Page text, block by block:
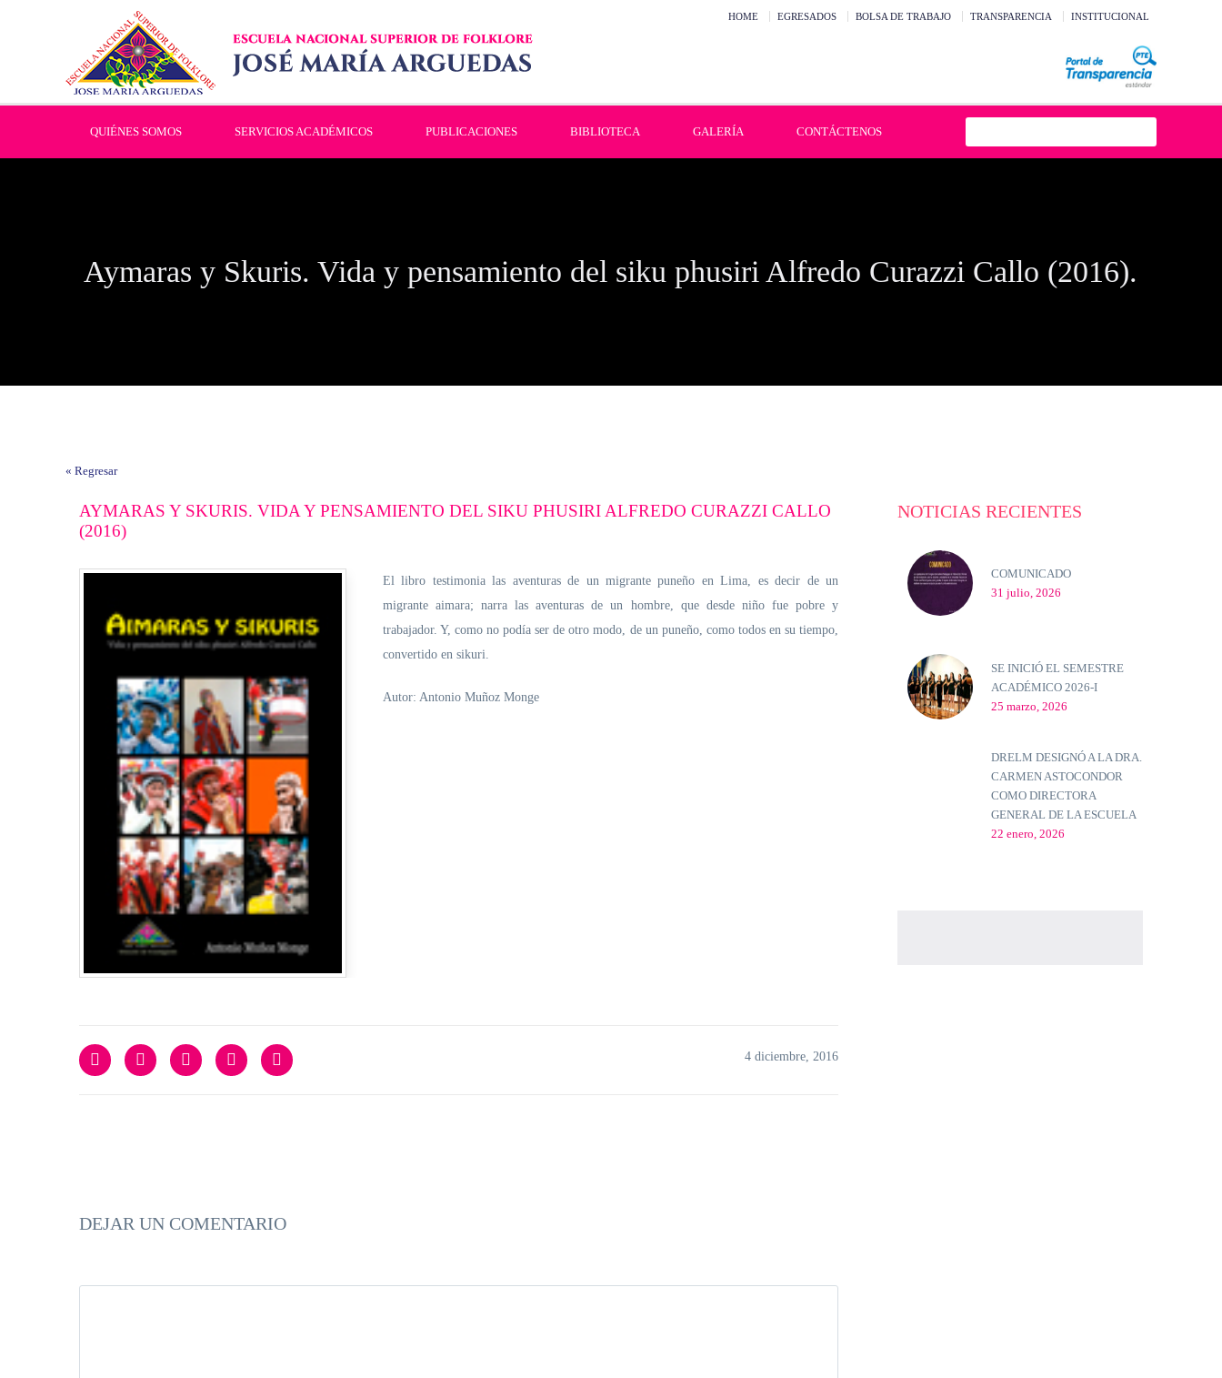
HOME EGRESADOS BOLSA DE TRABAJO TRANSPARENCIA INSTITUCIONAL
QUIÉNES SOMOS SERVICIOS ACADÉMICOS PUBLICACIONES BIBLIOTECA GALERÍA CONTÁCTENOS
Aymaras y Skuris. Vida y pensamiento del siku phusiri Alfredo Curazzi Callo (2016).
« Regresar
AYMARAS Y SKURIS. VIDA Y PENSAMIENTO DEL SIKU PHUSIRI ALFREDO CURAZZI CALLO
(2016)
El libro testimonia las aventuras de un migrante puneño en Lima, es decir de un
migrante aimara; narra las aventuras de un hombre, que desde niño fue pobre y
trabajador. Y, como no podía ser de otro modo, de un puneño, como todos en su tiempo,
convertido en sikuri.
Autor: Antonio Muñoz Monge
4 diciembre, 2016
DEJAR UN COMENTARIO
NOTICIAS RECIENTES
COMUNICADO
31 julio, 2026
SE INICIÓ EL SEMESTRE
ACADÉMICO 2026-I
25 marzo, 2026
DRELM DESIGNÓ A LA DRA.
CARMEN ASTOCONDOR
COMO DIRECTORA
GENERAL DE LA ESCUELA
22 enero, 2026